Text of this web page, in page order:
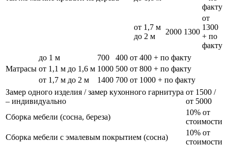
факту
от 1,7 м
до 2 м
2000 1300
от
1300
+ по
факту
Матрасы
до 1 м 700 400 от 400 + по факту
от 1,1 м до 1,6 м 1000 500 от 800 + по факту
от 1,7 м до 2 м
1400 700 от 1000 + по факту
Замер одного изделия / замер кухонного гарнитура
– индивидуально
от 1500 /
от 5000
Сборка мебели (сосна, береза)
10% от
стоимости
Сборка мебели с эмалевым покрытием (сосна)
10% от
стоимости